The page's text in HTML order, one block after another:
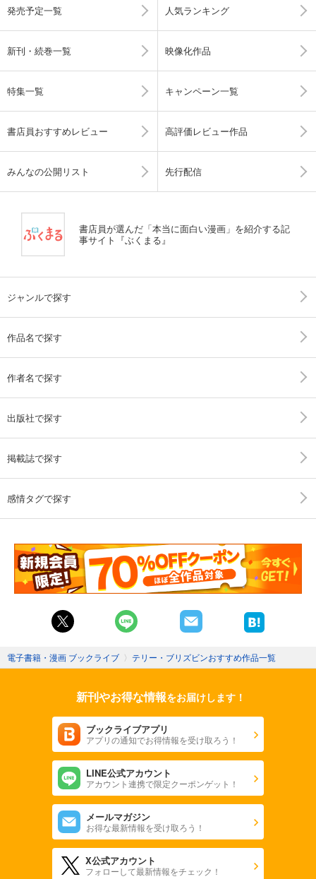
発売予定一覧 人気ランキング
新刊・続巻一覧 映像化作品
特集一覧 キャンペーン一覧
書店員おすすめレビュー 高評価レビュー作品
みんなの公開リスト 先行配信
書店員が選んだ「本当に面白い漫画」を紹介する記
事サイト『ぶくまる』
ジャンルで探す
作品名で探す
作者名で探す
出版社で探す
掲載誌で探す
感情タグで探す
電子書籍・漫画 ブックライブ 〉 テリー・ブリズビンおすすめ作品一覧
新刊やお得な情報をお届けします！
ブックライブアプリ
アプリの通知でお得情報を受け取ろう！
LINE公式アカウント
アカウント連携で限定クーポンゲット！
メールマガジン
お得な最新情報を受け取ろう！
X公式アカウント
フォローして最新情報をチェック！